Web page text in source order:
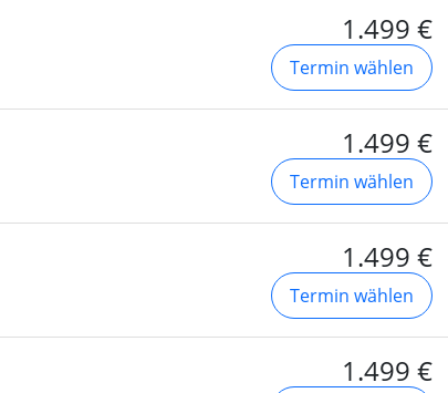
1.499 €
Termin wählen
1.499 €
Termin wählen
1.499 €
Termin wählen
1.499 €